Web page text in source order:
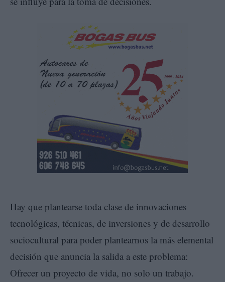
Hay que plantearse toda clase de innovaciones
tecnológicas, técnicas, de inversiones y de desarrollo
sociocultural para poder plantearnos la más elemental
decisión que anuncia la salida a este problema:
Ofrecer un proyecto de vida, no solo un trabajo.